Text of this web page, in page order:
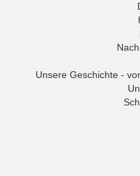
Unsere Geschichte -